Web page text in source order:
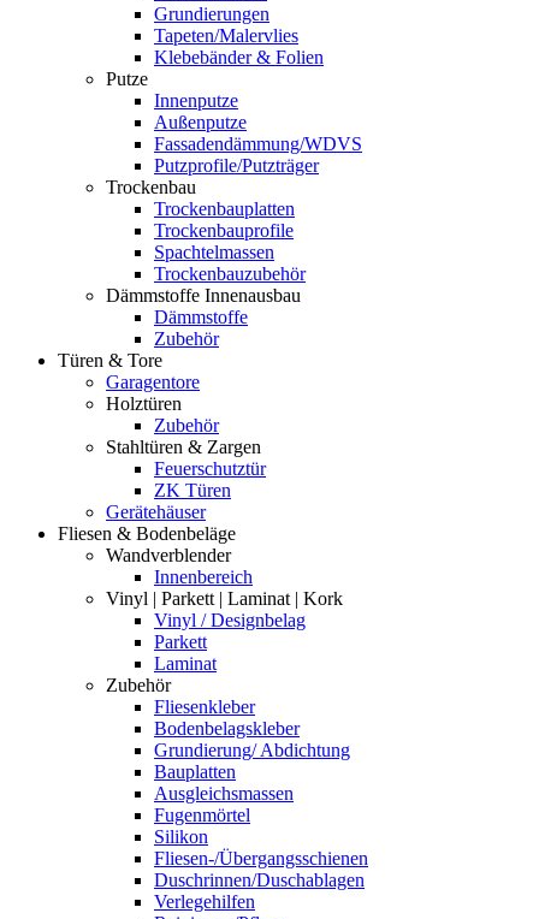
Grundierungen
Tapeten/Malervlies
Klebebänder & Folien
Putze
Innenputze
Außenputze
Fassadendämmung/WDVS
Putzprofile/Putzträger
Trockenbau
Trockenbauplatten
Trockenbauprofile
Spachtelmassen
Trockenbauzubehör
Dämmstoffe Innenausbau
Dämmstoffe
Zubehör
Türen & Tore
Garagentore
Holztüren
Zubehör
Stahltüren & Zargen
Feuerschutztür
ZK Türen
Gerätehäuser
Fliesen & Bodenbeläge
Wandverblender
Innenbereich
Vinyl | Parkett | Laminat | Kork
Vinyl / Designbelag
Parkett
Laminat
Zubehör
Fliesenkleber
Bodenbelagskleber
Grundierung/ Abdichtung
Bauplatten
Ausgleichsmassen
Fugenmörtel
Silikon
Fliesen-/Übergangsschienen
Duschrinnen/Duschablagen
Verlegehilfen